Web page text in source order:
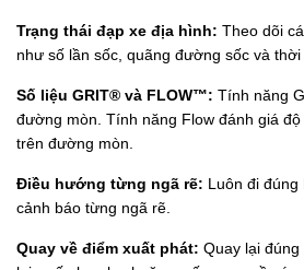
Trạng thái đạp xe địa hình: Theo dõi
như số lần sốc, quãng đường sốc và thời
Số liệu GRIT® và FLOW™: Tính năng
đường mòn. Tính năng Flow đánh giá
trên đường mòn.
Điều hướng từng ngã rẽ: Luôn đi
cảnh báo từng ngã rẽ.
Quay về điểm xuất phát: Quay lại